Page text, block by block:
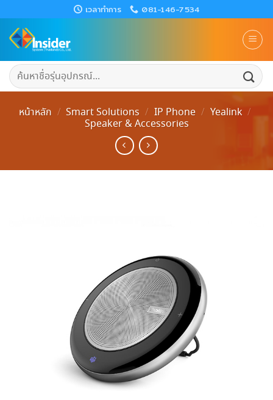
to
content
เวลาทำการ 081-146-7534
ค้นหา:
หน้าหลัก / Smart Solutions / IP Phone / Yealink /
Speaker & Accessories